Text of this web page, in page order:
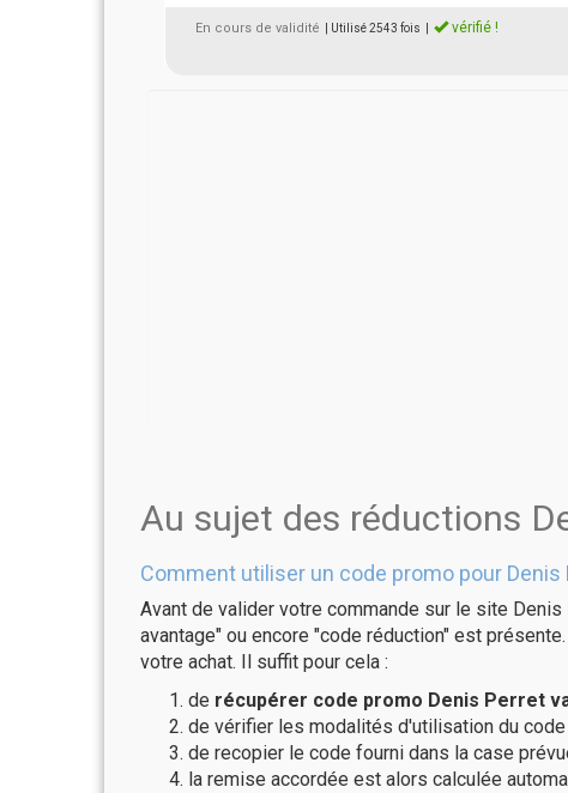
En cours de validité | Utilisé 2543 fois vérifié !
Au sujet des réductions
Comment utiliser un code promo pour Denis
Avant de valider votre commande sur le site
avantage" ou encore "code réduction" est
votre achat. Il suffit pour cela :
de récupérer code promo Denis Perret
de vérifier les modalités d'utilisation du
de recopier le code fourni dans la case
la remise accordée est alors calculée